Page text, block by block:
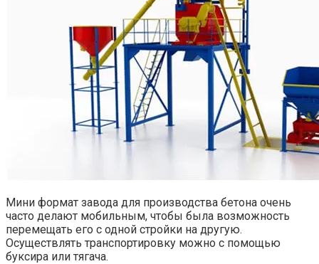
Мини формат завода для производства бетона очень
часто делают мобильным, чтобы была возможность
перемещать его с одной стройки на другую.
Осуществлять транспортировку можно с помощью
буксира или тягача.